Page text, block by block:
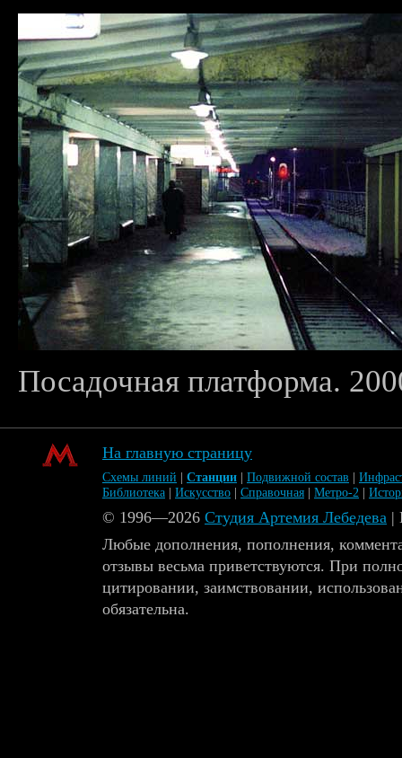
Посадочная платформа.
На главную страницу
Схемы линий | Станции | Подвижной состав |
Библиотека | Искусство | Справочная | Метро-2 |
© 1996—2026 Студия Артемия Лебедева |
Любые дополнения, пополнения,
отзывы весьма приветствуются. При
цитировании, заимствовании,
обязательна.